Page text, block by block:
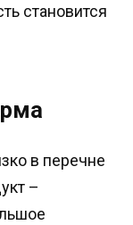
становится
в перечне
–